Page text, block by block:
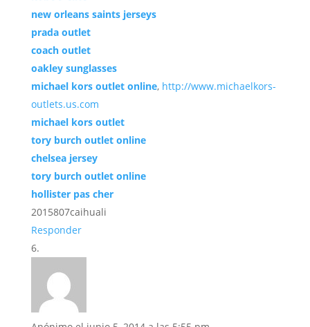
new orleans saints jerseys
prada outlet
coach outlet
oakley sunglasses
michael kors outlet online, http://www.michaelkors-
outlets.us.com
michael kors outlet
tory burch outlet online
chelsea jersey
tory burch outlet online
hollister pas cher
2015807caihuali
Responder